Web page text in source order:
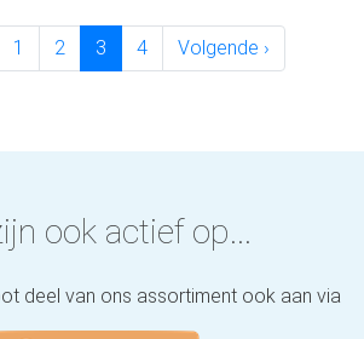
1 2 3 4 Volgende ›
ook actief op...
deel van ons assortiment ook aan via